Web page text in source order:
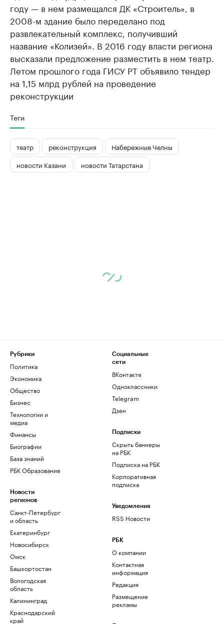
году — в нем размещался ДК «Строитель», в
2008-м здание было переделано под
развлекательный комплекс, получивший
название «Колизей». В 2016 году власти региона
высказали предложение разместить в нем театр.
Летом прошлого года ГИСУ РТ объявило тендер
на 1,15 млрд рублей на проведение
реконструкции
Теги
театр реконструкция
Набережные Челны
новости Казани
новости Татарстана
Рубрики
Политика
Экономика
Общество
Бизнес
Технологии и
медиа
Финансы
Биографии
База знаний
РБК Образование
Новости
регионов
Санкт-Петербург
и область
Екатеринбург
Новосибирск
Омск
Башкортостан
Вологодская
область
Калининград
Краснодарский
край
Социальные
сети
ВКонтакте
Одноклассники
Telegram
Дзен
Подписки
Скрыть баннеры
на РБК
Подписка на РБК
Корпоративная
подписка
Уведомления
RSS Новости
РБК
О компании
Контактная
информация
Редакция
Размещение
рекламы